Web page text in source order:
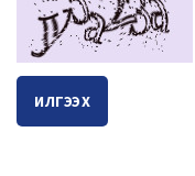
ИЛГЭЭХ